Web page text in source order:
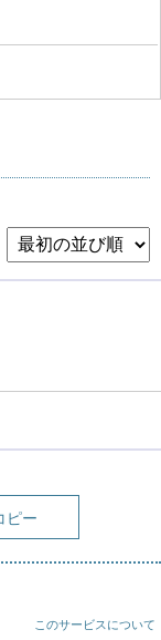
ピー
このサービスについて